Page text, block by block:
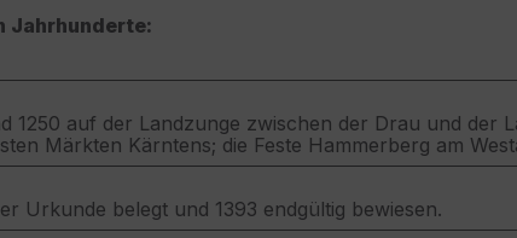
Jahrhunderte:
1250 auf der Landzunge zwischen der Drau und der
Märkten Kärntens; die Feste Hammerberg am
Urkunde belegt und 1393 endgültig bewiesen.